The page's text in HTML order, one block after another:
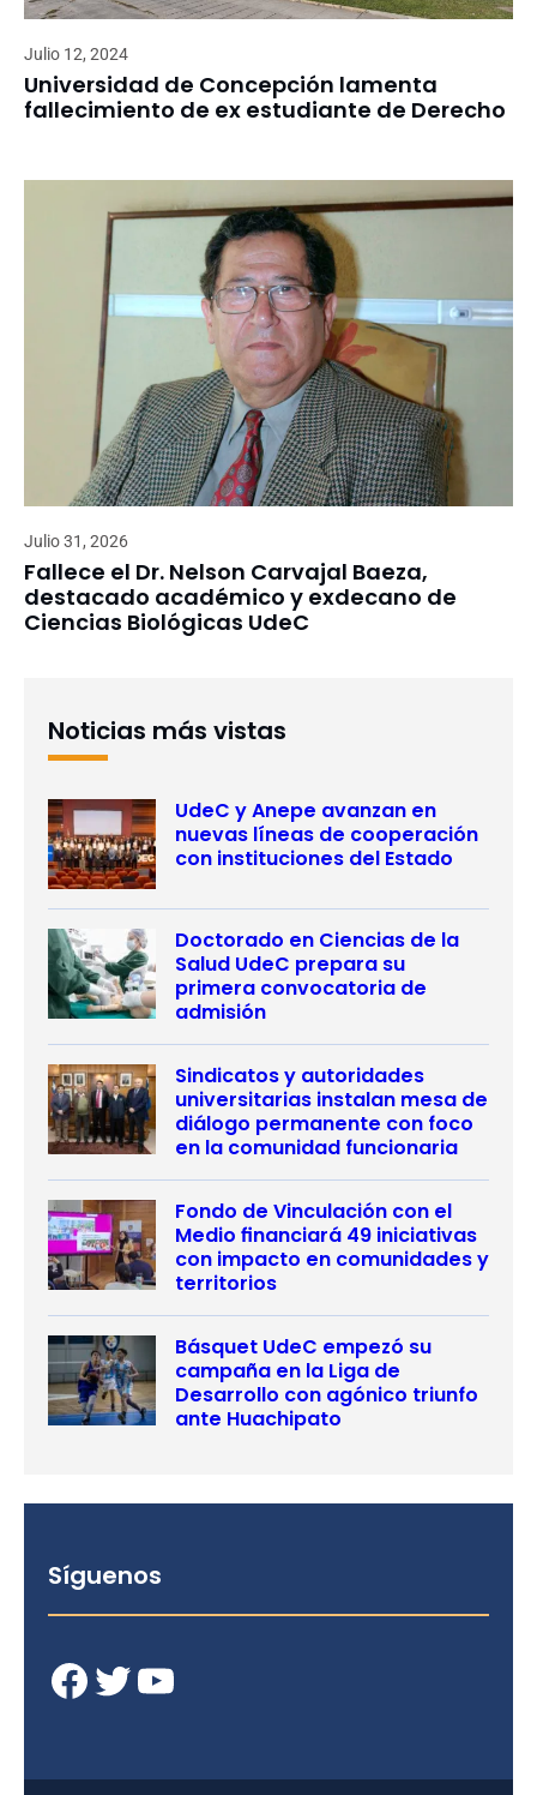
Julio 12, 2024
Universidad de Concepción lamenta
fallecimiento de ex estudiante de Derecho
Julio 31, 2026
Fallece el Dr. Nelson Carvajal Baeza,
destacado académico y exdecano de
Ciencias Biológicas UdeC
Noticias más vistas
UdeC y Anepe avanzan en
nuevas líneas de cooperación
con instituciones del Estado
Doctorado en Ciencias de la
Salud UdeC prepara su
primera convocatoria de
admisión
Sindicatos y autoridades
universitarias instalan mesa de
diálogo permanente con foco
en la comunidad funcionaria
Fondo de Vinculación con el
Medio financiará 49 iniciativas
con impacto en comunidades y
territorios
Básquet UdeC empezó su
campaña en la Liga de
Desarrollo con agónico triunfo
ante Huachipato
Síguenos
Facebook Twitter YouTube